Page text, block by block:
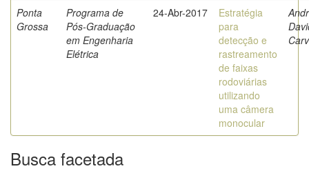
Ponta
Grossa
Programa de
Pós-Graduação
em Engenharia
Elétrica
24-Abr-2017
Estratégia
para
detecção e
rastreamento
de faixas
rodoviárias
utilizando
uma câmera
monocular
Busca facetada